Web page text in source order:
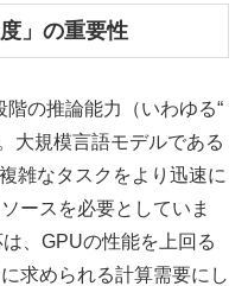
」の重要性
の推論能力（いわゆる“
大規模言語モデルである
雑なタスクをより迅速に
ースを必要としていま
、GPUの性能を上回る
求められる計算需要にし